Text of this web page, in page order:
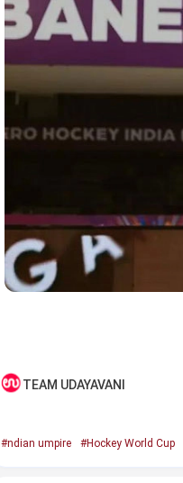
TEAM UDAYAVANI
#ndian umpire #Hockey World Cup